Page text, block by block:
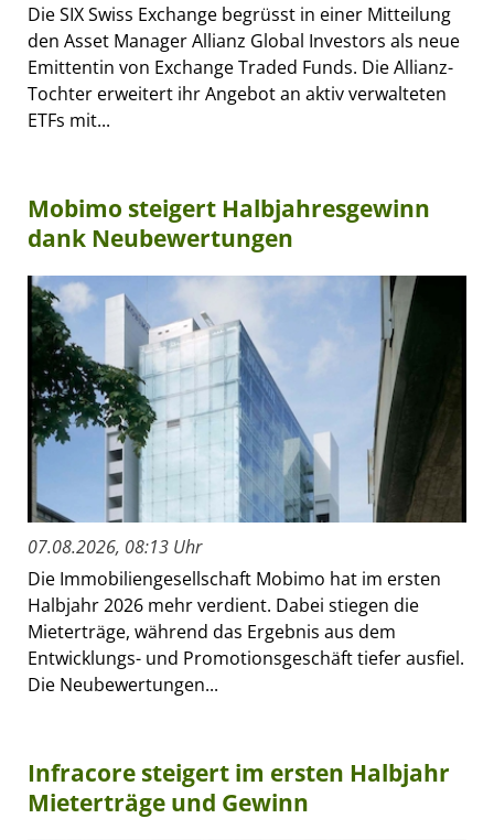
Die SIX Swiss Exchange begrüsst in einer Mitteilung
den Asset Manager Allianz Global Investors als neue
Emittentin von Exchange Traded Funds. Die Allianz-
Tochter erweitert ihr Angebot an aktiv verwalteten
ETFs mit...
Mobimo steigert Halbjahresgewinn
dank Neubewertungen
07.08.2026, 08:13 Uhr
Die Immobiliengesellschaft Mobimo hat im ersten
Halbjahr 2026 mehr verdient. Dabei stiegen die
Mieterträge, während das Ergebnis aus dem
Entwicklungs- und Promotionsgeschäft tiefer ausfiel.
Die Neubewertungen...
Infracore steigert im ersten Halbjahr
Mieterträge und Gewinn